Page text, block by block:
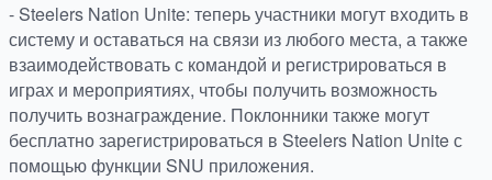
- Steelers Nation Unite: теперь участники могут входить в
систему и оставаться на связи из любого места, а также
взаимодействовать с командой и регистрироваться в
играх и мероприятиях, чтобы получить возможность
получить вознаграждение. Поклонники также могут
бесплатно зарегистрироваться в Steelers Nation Unite с
помощью функции SNU приложения.